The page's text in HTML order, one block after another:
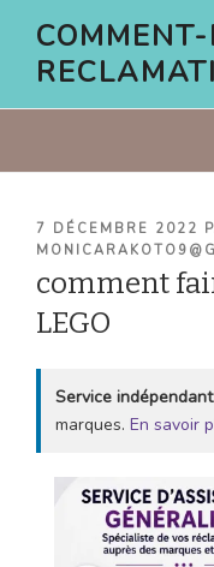
contenu
PUBLIÉ
LE
7 DÉCEMBRE 2022
comment
LEGO
Service
marques. En savoir